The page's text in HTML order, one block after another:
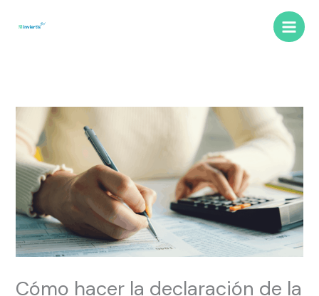
Main
Cómo hacer la declaración de la
u